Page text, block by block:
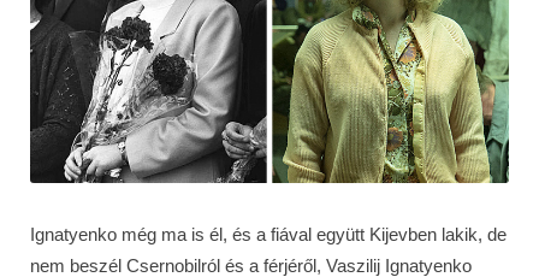
Ignatyenko még ma is él, és a fiával együtt Kijevben lakik, de
nem beszél Csernobilról és a férjéről, Vaszilij Ignatyenko